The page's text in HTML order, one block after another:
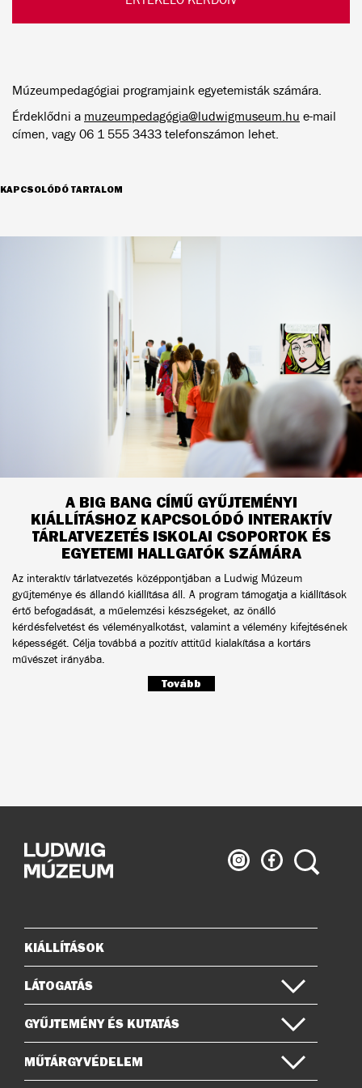
Múzeumpedagógiai programjaink egyetemisták számára.
Érdeklődni a muzeumpedagógia@ludwigmuseum.hu e-mail
címen, vagy 06 1 555 3433 telefonszámon lehet.
KAPCSOLÓDÓ TARTALOM
A BIG BANG CÍMŰ GYŰJTEMÉNYI
KIÁLLÍTÁSHOZ KAPCSOLÓDÓ INTERAKTÍV
TÁRLATVEZETÉS ISKOLAI CSOPORTOK ÉS
EGYETEMI HALLGATÓK SZÁMÁRA
Az interaktív tárlatvezetés középpontjában a Ludwig Múzeum
gyűjteménye és állandó kiállítása áll. A program támogatja a kiállítások
értő befogadását, a műelemzési készségeket, az önálló
kérdésfelvetést és véleményalkotást, valamint a vélemény kifejtésének
képességét. Célja továbbá a pozitív attitűd kialakítása a kortárs
művészet irányába.
Tovább
Ludwig
Múzeum
Ludwig
Múzeum
Keresés
Oldaltérkép
KIÁLLÍTÁSOK
LÁTOGATÁS
GYŰJTEMÉNY ÉS KUTATÁS
MŰTÁRGYVÉDELEM